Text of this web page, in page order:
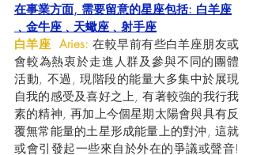
在事業方面, 需要留意的星座包括: 白羊座
﹑金牛座﹑天蠍座﹑射手座
白羊座  Aries: 在較早前有些白羊座朋友或
會較為熱衷於走進人群及參與不同的團體
活動, 不過, 現階段的能量大多集中於展現
自我的感受及喜好之上, 有著較強的我行我
素的精神, 再加上今個星期太陽會與具有反
覆無常能量的土星形成能量上的對沖, 這就
或會引發起一些來自於外在的爭議或聲音!